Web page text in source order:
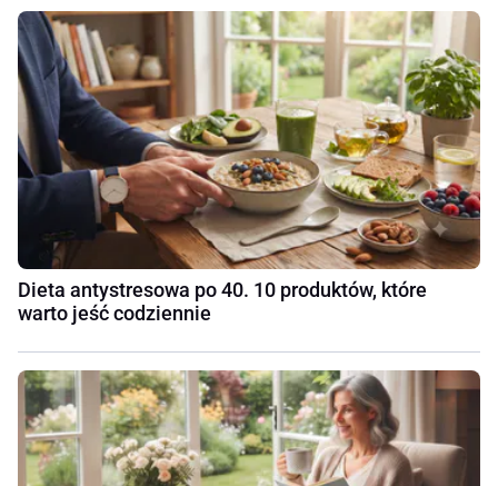
Dieta antystresowa po 40. 10 produktów, które
warto jeść codziennie